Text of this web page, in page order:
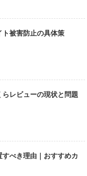
ト被害防止の具体策
レビューの現状と問題
べき理由｜おすすめカ